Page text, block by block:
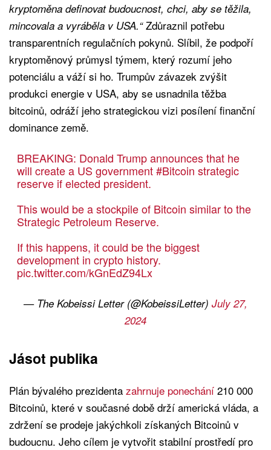
kryptoměna definovat budoucnost, chci, aby se těžila,
mincovala a vyráběla v USA.“Zdůraznil potřebu
transparentních regulačních pokynů. Slíbil, že podpoří
kryptoměnový průmysl týmem, který rozumí jeho
potenciálu a váží si ho. Trumpův závazek zvýšit
produkci energie v USA, aby se usnadnila těžba
bitcoinů, odráží jeho strategickou vizi posílení finanční
dominance země.
BREAKING: Donald Trump announces that he
will create a US government#Bitcoin strategic
reserve if elected president.
This would be a stockpile of Bitcoin similar to the
Strategic Petroleum Reserve.
If this happens, it could be the biggest
development in crypto history.
pic.twitter.com/kGnEdZ94Lx
— The Kobeissi Letter (@KobeissiLetter) July 27,
2024
Jásot publika
Plán bývalého prezidenta zahrnuje ponechání 210 000
Bitcoinů, které v současné době drží americká vláda, a
zdržení se prodeje jakýchkoli získaných Bitcoinů v
budoucnu. Jeho cílem je vytvořit stabilní prostředí pro